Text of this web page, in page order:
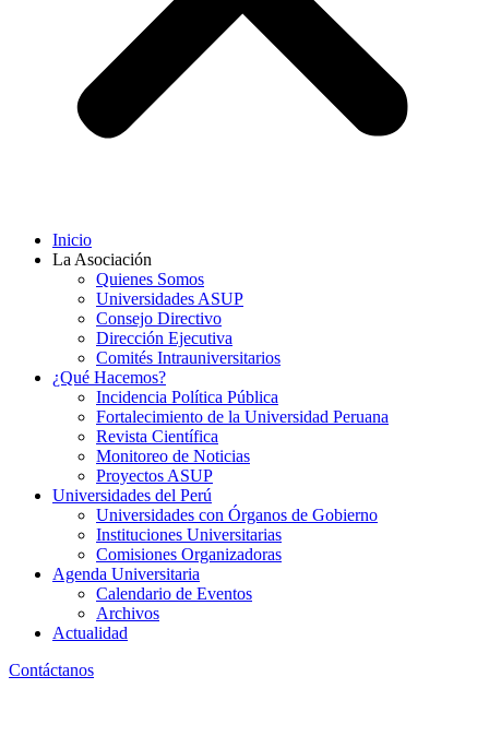
Inicio
La Asociación
Quienes Somos
Universidades ASUP
Consejo Directivo
Dirección Ejecutiva
Comités Intrauniversitarios
¿Qué Hacemos?
Incidencia Política Pública
Fortalecimiento de la Universidad Peruana
Revista Científica
Monitoreo de Noticias
Proyectos ASUP
Universidades del Perú
Universidades con Órganos de Gobierno
Instituciones Universitarias
Comisiones Organizadoras
Agenda Universitaria
Calendario de Eventos
Archivos
Actualidad
Contáctanos